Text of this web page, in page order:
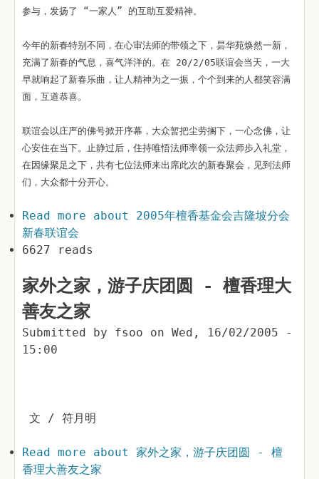
参与，发扬了 “一家人” 的互助互爱精神。
今年的新春特别不同，在心审法师的带领之下，昙华苑焕然一新，
充满了新春的气息，喜气洋洋的。在 20/2/05联谊会当天，一大
早就响起了新春乐曲，让人精神为之一振，个个到来的人都笑容满
面，互道恭喜。
联谊会以庄严的佛号掀开序幕，大众暂把尘劳搁下，一心念佛，让
心安住在当下。止静过后，住持唯悟法师率领一众法师步入礼堂，
在因缘聚足之下，共有七位法师来出席此次的新春聚会，见到法师
们，大众都十分开心。
Read more about 2005年檀香基金会吉隆坡分会
新春联谊会
6627 reads
家外之家，游子庆团圆 - 檀香理大
善友之家
Submitted by fsoo on Wed, 16/02/2005 -
15:00
文 / 符月明
Read more about 家外之家，游子庆团圆 - 檀
香理大善友之家